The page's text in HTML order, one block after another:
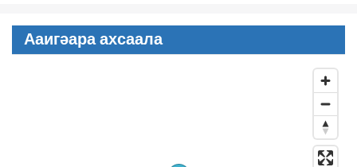
Ааигәара ахсаала